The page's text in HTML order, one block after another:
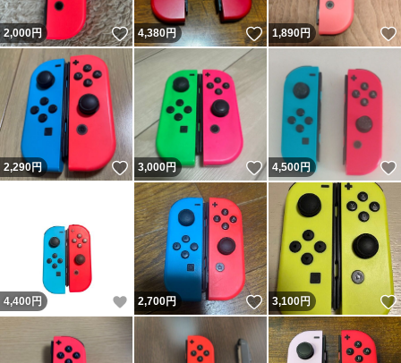
2,000円 いいね！
4,380円 いいね！
1,890円
2,290円 いいね！
3,000円 いいね！
4,500円
4,400 円 いいね！
2,700円 いいね！
3,100円